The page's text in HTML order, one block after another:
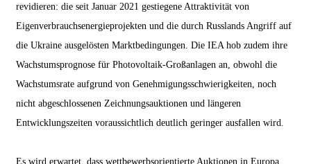
revidieren: die seit Januar 2021 gestiegene Attraktivität von
Eigenverbrauchsenergieprojekten und die durch Russlands Angriff auf
die Ukraine ausgelösten Marktbedingungen. Die IEA hob zudem ihre
Wachstumsprognose für Photovoltaik-Großanlagen an, obwohl die
Wachstumsrate aufgrund von Genehmigungsschwierigkeiten, noch
nicht abgeschlossenen Zeichnungsauktionen und längeren
Entwicklungszeiten voraussichtlich deutlich geringer ausfallen wird.
Es wird erwartet, dass wettbewerbsorientierte Auktionen in Europa